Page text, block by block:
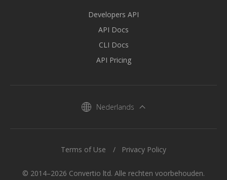
Developers API
API Docs
CLI Docs
API Pricing
Nederlands
© 2014–2026 Convertio ltd. Alle rechten voorbehouden.
Terms of Use Privacy Policy